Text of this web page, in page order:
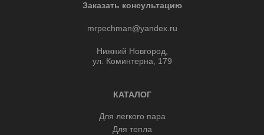
Заказать консультацию
mrpechman@yandex.ru
Нижний Новгород,
ул. Коминтерна, 179
КАТАЛОГ
Для легкого пара
Для тепла